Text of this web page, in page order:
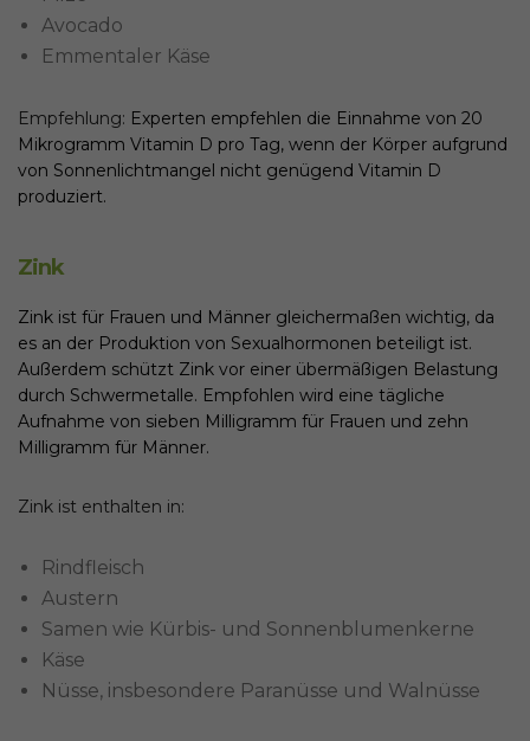
Avocado
Emmentaler Käse
Empfehlung: Experten empfehlen die Einnahme von 20
Mikrogramm Vitamin D pro Tag, wenn der Körper aufgrund
von Sonnenlichtmangel nicht genügend Vitamin D
produziert.
Zink
Zink ist für Frauen und Männer gleichermaßen wichtig, da
es an der Produktion von Sexualhormonen beteiligt ist.
Außerdem schützt Zink vor einer übermäßigen Belastung
durch Schwermetalle. Empfohlen wird eine tägliche
Aufnahme von sieben Milligramm für Frauen und zehn
Milligramm für Männer.
Zink ist enthalten in:
Rindfleisch
Austern
Samen wie Kürbis- und Sonnenblumenkerne
Käse
Nüsse, insbesondere Paranüsse und Walnüsse